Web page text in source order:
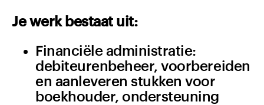
Je werk bestaat uit:
Financiële administratie:
debiteurenbeheer, voorbereiden
en aanleveren stukken voor
boekhouder, ondersteuning